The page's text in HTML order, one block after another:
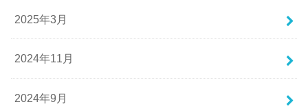
2025年3月
2024年11月
2024年9月